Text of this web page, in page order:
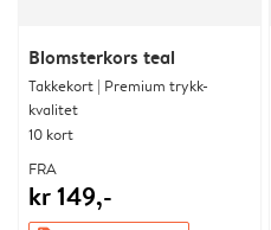
Blomsterkors teal
Takkekort | Premium trykk-
kvalitet
10 kort
FRA
kr 149,-